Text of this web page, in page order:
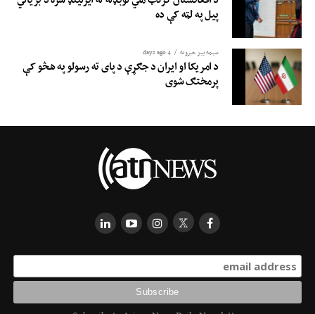
پیل په لټه کې ده
سیمه ییز خبرونه 4 days ago
د امریکا او ایران د جګړې د پای ته رسولو په هڅو کې
پرمختګ شوی